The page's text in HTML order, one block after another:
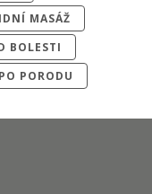
MASÁŽ
BOLESTI
PORODU